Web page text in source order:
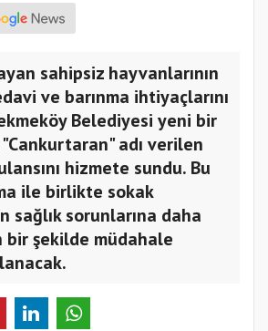
sahipsiz hayvanlarının
ve barınma ihtiyaçlarını
Belediyesi yeni bir
adı verilen
hizmete sundu. Bu
ile birlikte sokak
sağlık sorunlarına daha
bir şekilde müdahale